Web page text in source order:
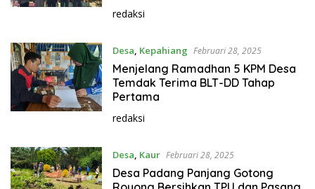
redaksi
Desa, Kepahiang Februari 28, 2025
Menjelang Ramadhan 5 KPM Desa
Temdak Terima BLT-DD Tahap
Pertama
redaksi
Desa, Kaur Februari 28, 2025
Desa Padang Panjang Gotong